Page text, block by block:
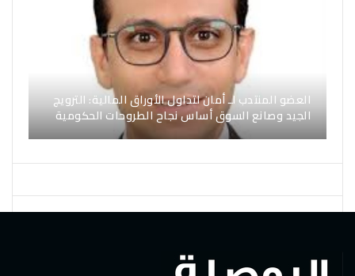
العضو المنتدب لـ أمان لتداول الأوراق المالية: الترويج
الجيد وصانع السوق أساس نجاح الطروحات الحكومية